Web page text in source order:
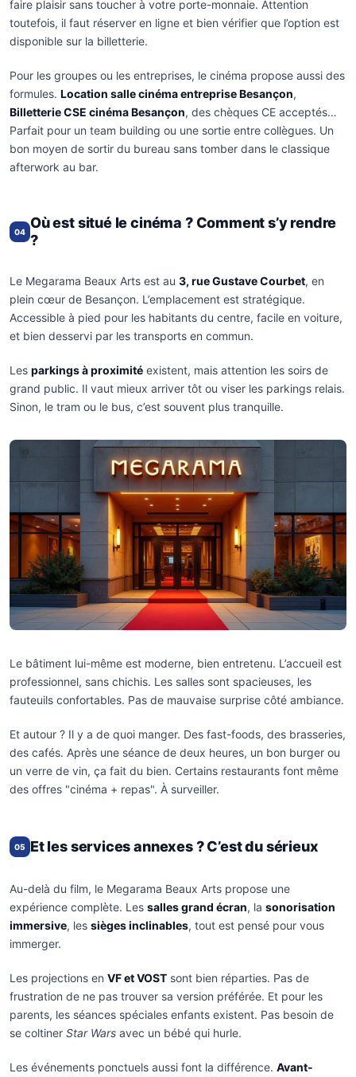
faire plaisir sans toucher à votre porte-monnaie. Attention
toutefois, il faut réserver en ligne et bien vérifier que l’option est
disponible sur la billetterie.
Pour les groupes ou les entreprises, le cinéma propose aussi des
formules. Location salle cinéma entreprise Besançon,
Billetterie CSE cinéma Besançon, des chèques CE acceptés…
Parfait pour un team building ou une sortie entre collègues. Un
bon moyen de sortir du bureau sans tomber dans le classique
afterwork au bar.
04
Où est situé le cinéma ? Comment s’y rendre
?
Le Megarama Beaux Arts est au 3, rue Gustave Courbet, en
plein cœur de Besançon. L’emplacement est stratégique.
Accessible à pied pour les habitants du centre, facile en voiture,
et bien desservi par les transports en commun.
Les parkings à proximité existent, mais attention les soirs de
grand public. Il vaut mieux arriver tôt ou viser les parkings relais.
Sinon, le tram ou le bus, c’est souvent plus tranquille.
Le bâtiment lui-même est moderne, bien entretenu. L’accueil est
professionnel, sans chichis. Les salles sont spacieuses, les
fauteuils confortables. Pas de mauvaise surprise côté ambiance.
Et autour ? Il y a de quoi manger. Des fast-foods, des brasseries,
des cafés. Après une séance de deux heures, un bon burger ou
un verre de vin, ça fait du bien. Certains restaurants font même
des offres "cinéma + repas". À surveiller.
05 Et les services annexes ? C’est du sérieux
Au-delà du film, le Megarama Beaux Arts propose une
expérience complète. Les salles grand écran, la sonorisation
immersive, les sièges inclinables, tout est pensé pour vous
immerger.
Les projections en VF et VOST sont bien réparties. Pas de
frustration de ne pas trouver sa version préférée. Et pour les
parents, les séances spéciales enfants existent. Pas besoin de
se coltiner Star Wars avec un bébé qui hurle.
Les événements ponctuels aussi font la différence. Avant-